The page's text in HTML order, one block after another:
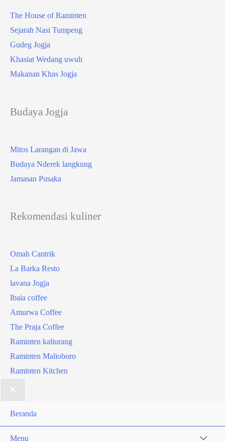
The House of Raminten
Sejarah Nasi Tumpeng
Gudeg Jogja
Khasiat Wedang uwuh
Makanan Khas Jogja
Budaya Jogja
Mitos Larangan di Jawa
Budaya Nderek langkung
Jamasan Pusaka
Rekomendasi kuliner
Omah Cantrik
La Barka Resto
lavana Jogja
Ibaia coffee
Amurwa Coffee
The Praja Coffee
Raminten kaliurang
Raminten Malioboro
Raminten Kitchen
Beranda
Menu